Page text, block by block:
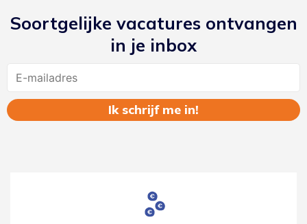
Soortgelijke vacatures ontvangen
in je inbox